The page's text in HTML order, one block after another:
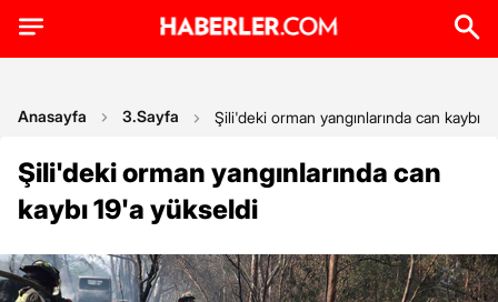
Anasayfa 3.Sayfa Şili'deki orman yangınlarında can kaybı
Şili'deki orman yangınlarında can
kaybı 19'a yükseldi